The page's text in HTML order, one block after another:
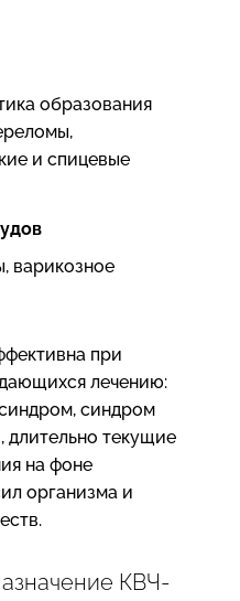
образования
и спицевые
варикозное
при
лечению:
синдром
длительно текущие
на фоне
организма и
КВЧ-